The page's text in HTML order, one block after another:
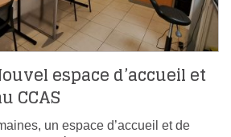
espace d’accueil et
CCAS
un espace d’accueil et de